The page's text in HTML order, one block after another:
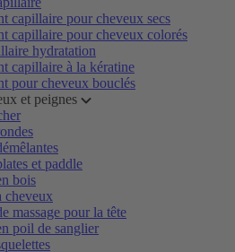
capillaire pour cheveux secs
capillaire pour cheveux colorés
hydratation
capillaire à la kératine
pour cheveux bouclés
et peignes
et paddle
bois
cheveux
massage pour la tête
poil de sanglier